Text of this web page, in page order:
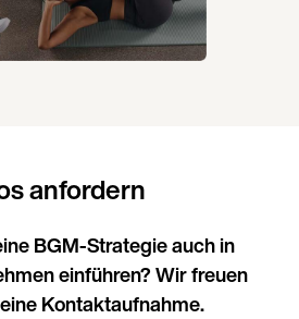
anfordern
BGM-Strategie auch in
einführen? Wir freuen
Kontaktaufnahme.